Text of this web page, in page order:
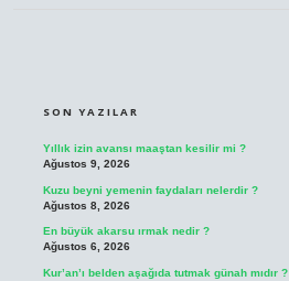
SON YAZILAR
Yıllık izin avansı maaştan kesilir mi ?
Ağustos 9, 2026
Kuzu beyni yemenin faydaları nelerdir ?
Ağustos 8, 2026
En büyük akarsu ırmak nedir ?
Ağustos 6, 2026
Kur’an’ı belden aşağıda tutmak günah mıdır ?